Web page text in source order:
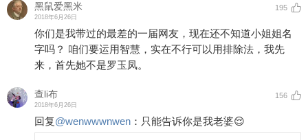
黑鼠爱黑米
2018年6月26日
195
你们是我带过的最差的一届网友，现在还不知道小姐姐名
字吗？ 咱们要运用智慧，实在不行可以用排除法，我先
来，首先她不是罗玉凤。
查li布
2018年6月26日
156
回复@wenwwwnwen ： 只能告诉你是我老婆😌